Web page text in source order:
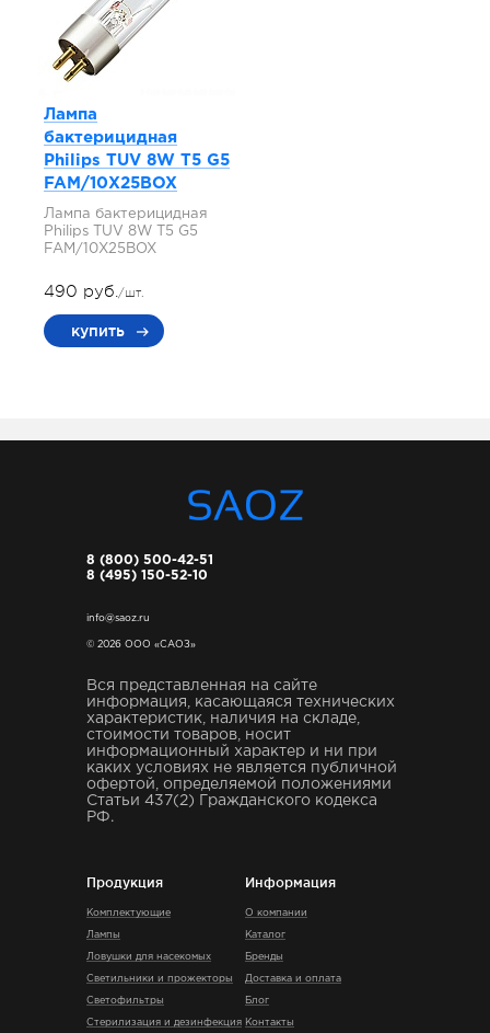
Лампа
бактерицидная
Philips TUV 8W T5 G5
FAM/10X25BOX
Лампа бактерицидная
Philips TUV 8W T5 G5
FAM/10X25BOX
490 руб./шт.
купить
8 (800) 500-42-51
8 (495) 150-52-10
info@saoz.ru
© 2026 ООО «САОЗ»
Вся представленная на сайте
информация, касающаяся технических
характеристик, наличия на складе,
стоимости товаров, носит
информационный характер и ни при
каких условиях не является публичной
офертой, определяемой положениями
Статьи 437(2) Гражданского кодекса
РФ.
Продукция
Комплектующие
Лампы
Ловушки для насекомых
Светильники и прожекторы
Светофильтры
Стерилизация и дезинфекция
Информация
О компании
Каталог
Бренды
Доставка и оплата
Блог
Контакты